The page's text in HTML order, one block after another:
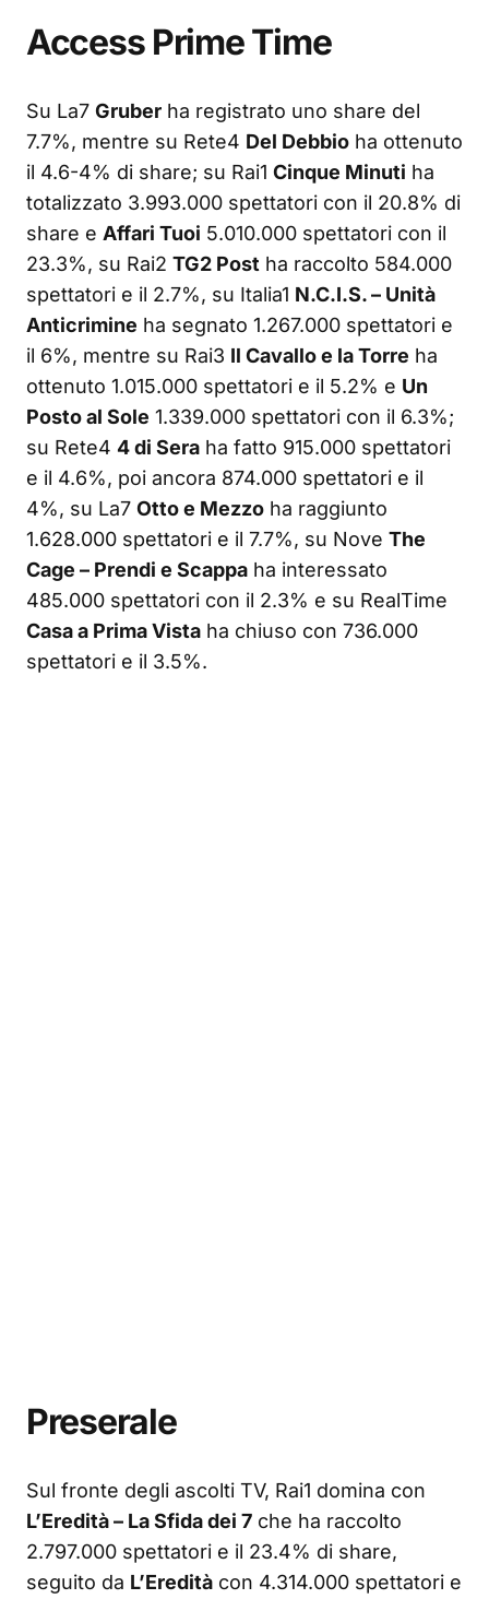
Access Prime Time
Su La7 Gruber ha registrato uno share del
7.7%, mentre su Rete4 Del Debbio ha ottenuto
il 4.6-4% di share; su Rai1 Cinque Minuti ha
totalizzato 3.993.000 spettatori con il 20.8% di
share e Affari Tuoi 5.010.000 spettatori con il
23.3%, su Rai2 TG2 Post ha raccolto 584.000
spettatori e il 2.7%, su Italia1 N.C.I.S. – Unità
Anticrimine ha segnato 1.267.000 spettatori e
il 6%, mentre su Rai3 Il Cavallo e la Torre ha
ottenuto 1.015.000 spettatori e il 5.2% e Un
Posto al Sole 1.339.000 spettatori con il 6.3%;
su Rete4 4 di Sera ha fatto 915.000 spettatori
e il 4.6%, poi ancora 874.000 spettatori e il
4%, su La7 Otto e Mezzo ha raggiunto
1.628.000 spettatori e il 7.7%, su Nove The
Cage – Prendi e Scappa ha interessato
485.000 spettatori con il 2.3% e su RealTime
Casa a Prima Vista ha chiuso con 736.000
spettatori e il 3.5%.
Preserale
Sul fronte degli ascolti TV, Rai1 domina con
L’Eredità – La Sfida dei 7 che ha raccolto
2.797.000 spettatori e il 23.4% di share,
seguito da L’Eredità con 4.314.000 spettatori e